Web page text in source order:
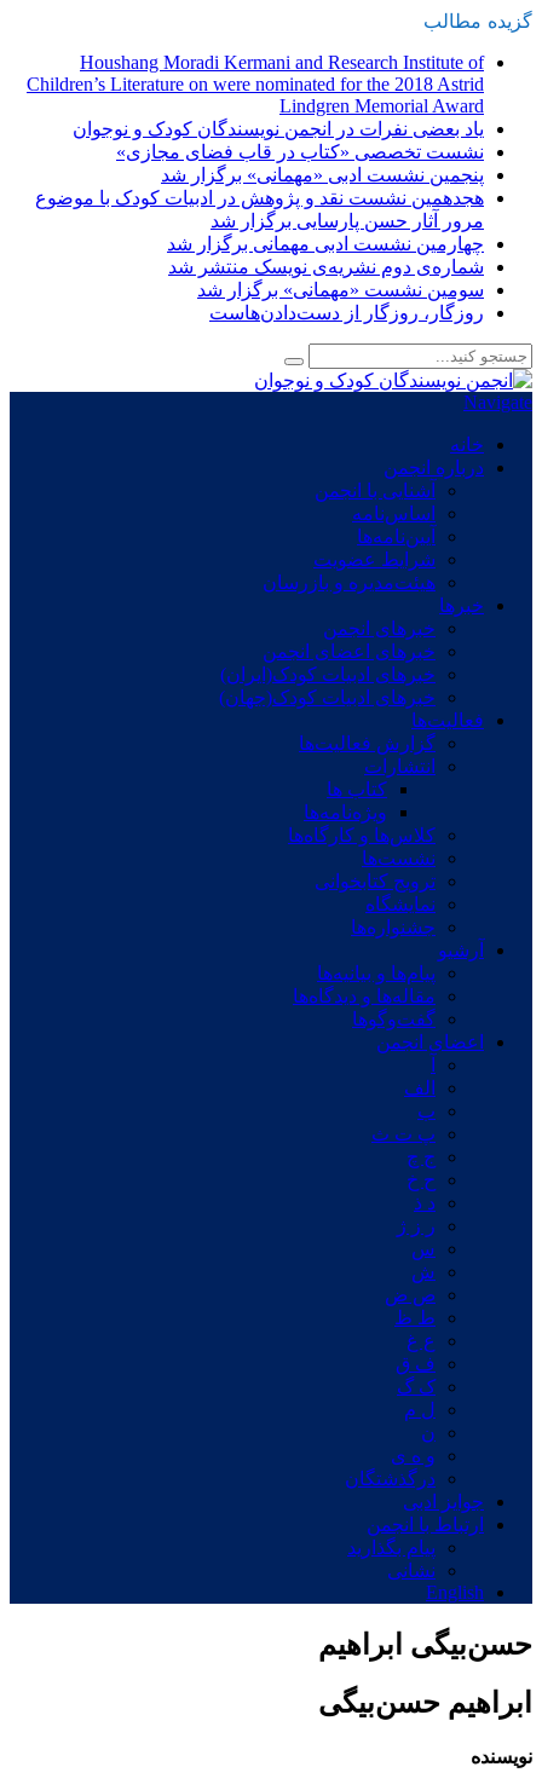
گزیده مطالب
Houshang Moradi Kermani and Research Institute of
Children’s Literature on were nominated for the 2018 Astrid
Lindgren Memorial Award
یاد بعضی نفرات در انجمن نویسندگان کودک و نوجوان
نشست تخصصی «کتاب در قاب فضای مجازی»
پنجمین نشست ادبی «مهمانی» برگزار شد
هجدهمین نشست نقد و پژوهش در ادبیات کودک با موضوع
مرور آثار حسن پارسایی برگزار شد
چهارمین نشست ادبی مهمانی برگزار شد
شماره‌ی دوم نشریه‌ی نویسک منتشر شد
سومین نشست «مهمانی» برگزار شد
روزگار، روزگار از دست‌دادن‌هاست
Navigate
خانه
درباره انجمن
آشنایی با انجمن
اساس‌نامه
آیین‌نامه‌ها
شرایط عضویت
هیئت‌مدیره و بازرسان
خبرها
خبرهای انجمن
خبرهای اعضای انجمن
خبرهای ادبیات کودک(ایران)
خبرهای ادبیات کودک(جهان)
فعالیت‌ها
گزارش فعالیت‌ها
انتشارات
کتاب ها
ویژه‌نامه‌ها
کلاس‌ها و کارگاه‌ها
نشست‌ها
ترویج کتابخوانی
نمایشگاه
جشنواره‌ها
آرشیو
پیام‌ها و بیانیه‌ها
مقاله‌ها و دیدگاه‌ها
گفت‌وگوها
اعضای انجمن
الف
ب
پ ت ث
ج چ
ح خ
د ذ
ر ز ژ
س
ش
ص ض
ط ظ
ع غ
ف ق
ک گ
ل م
ن
و ه ی
درگذشتگان
جوایز ادبی
ارتباط با انجمن
پیام بگذارید
نشانی
English
حسن‌بیگی ابراهیم
ابراهیم حسن‌بیگى
نویسنده